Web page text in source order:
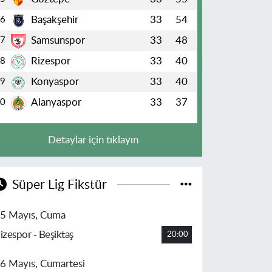
6 Başakşehir 33 54
7 Samsunspor 33 48
8 Rizespor 33 40
9 Konyaspor 33 40
Alanyaspor 33 37
Detaylar için tıklayın
Süper Lig Fikstür
Mayıs, Cuma
- Beşiktaş
20:00
Mayıs, Cumartesi